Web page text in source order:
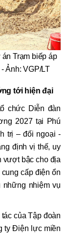
Trạm biếp áp
Ảnh: VGP/LT
tới hiện đại
chức Diễn đàn
2027 tại Phú
trị – đối ngoại -
định vị thế, uy
vượt bậc cho địa
cấp điện ổn
nhiệm vụ
của Tập đoàn
ty Điện lực miền